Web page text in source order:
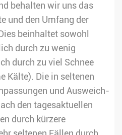
behalten wir uns das
und den Umfang der
beinhaltet sowohl
durch zu wenig
durch zu viel Schnee
Kälte). Die in seltenen
und Ausweich-
den tagesaktuellen
durch kürzere